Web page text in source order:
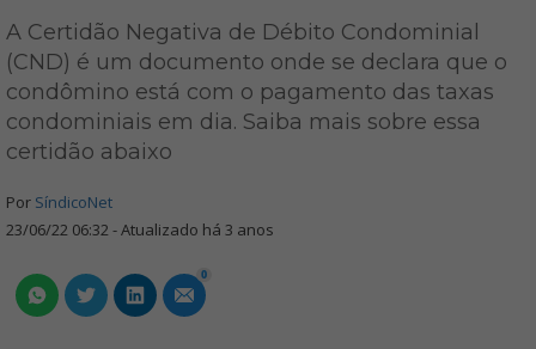
A Certidão Negativa de Débito Condominial
(CND) é um documento onde se declara que o
condômino está com o pagamento das taxas
condominiais em dia. Saiba mais sobre essa
certidão abaixo
Por SíndicoNet
23/06/22 06:32 - Atualizado há 3 anos
0